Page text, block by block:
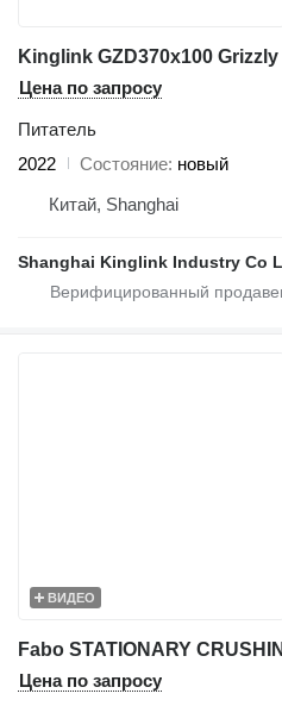
Kinglink GZD370x100
Цена по запросу
Питатель
2022
Состояние новый
Китай, Shanghai
Shanghai Kinglink Industry Co
ВИДЕО
Цена по запросу